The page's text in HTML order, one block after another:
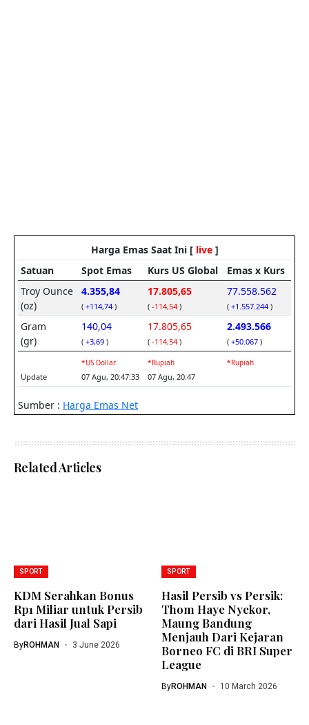
Related Articles
SPORT
KDM Serahkan Bonus
Rp1 Miliar untuk Persib
dari Hasil Jual Sapi
ByROHMAN 3 June 2026
SPORT
Hasil Persib vs Persik:
Thom Haye Nyekor,
Maung Bandung
Menjauh Dari Kejaran
Borneo FC di BRI Super
League
ByROHMAN 10 March 2026